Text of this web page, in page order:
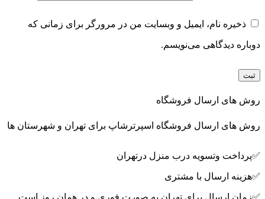
ذخیره نام، ایمیل و وبسایت من در مرورگر برای زمانی که
دوباره دیدگاهی می‌نویسم.
روش های ارسال فروشگاه
روش های ارسال فروشگاه اسپرترشاپ برای تهران و شهرستان ها
✅پرداخت وتسویه درب منزل درتهران
✅هزینه ارسال با مشتری